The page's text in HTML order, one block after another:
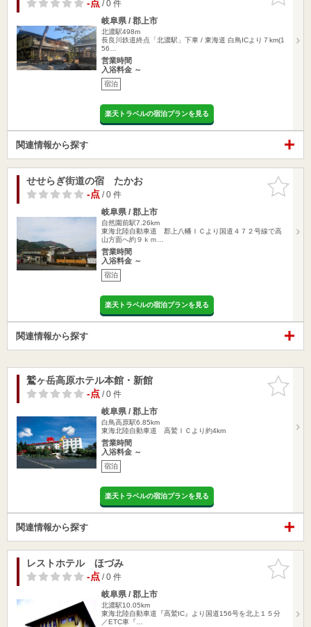
-点/ 0 件
岐阜県 / 郡上市
北濃駅498m
長良川鉄道終点「北濃駅」下車 / 東海道 白鳥ICより７km(1
56…
営業時間
入浴料金 ～
宿泊
楽天トラベルの宿泊プランを見る
関連情報から探す
お気に入
りに追加
せせらぎ街道の宿 たかお
-点/ 0 件
岐阜県 / 郡上市
自然園前駅7.26km
東海北陸自動車道 郡上八幡ＩＣより国道４７２号線で高
山方面へ約９ｋｍ…
営業時間
入浴料金 ～
宿泊
楽天トラベルの宿泊プランを見る
関連情報から探す
お気に入
りに追加
鷲ヶ岳高原ホテル本館・新館
-点/ 0 件
岐阜県 / 郡上市
白鳥高原駅6.85km
東海北陸自動車道 高鷲ＩＣより約4km
営業時間
入浴料金 ～
宿泊
楽天トラベルの宿泊プランを見る
関連情報から探す
お気に入
りに追加
レストホテル ほづみ
-点/ 0 件
岐阜県 / 郡上市
北濃駅10.05km
東海北陸自動車道『高鷲IC』より国道156号を北上１５分
／ETC車『…